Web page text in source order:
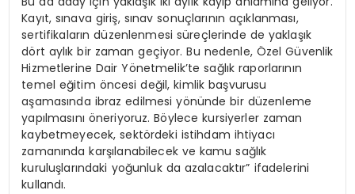
Kayıt, sınava giriş, sınav sonuçlarının açıklanması,
sertifikaların düzenlenmesi süreçlerinde de yaklaşık
dört aylık bir zaman geçiyor. Bu nedenle, Özel Güvenlik
Hizmetlerine Dair Yönetmelik’te sağlık raporlarının
temel eğitim öncesi değil, kimlik başvurusu
aşamasında ibraz edilmesi yönünde bir düzenleme
yapılmasını öneriyoruz. Böylece kursiyerler zaman
kaybetmeyecek, sektördeki istihdam ihtiyacı
zamanında karşılanabilecek ve kamu sağlık
kuruluşlarındaki yoğunluk da azalacaktır” ifadelerini
kullandı.